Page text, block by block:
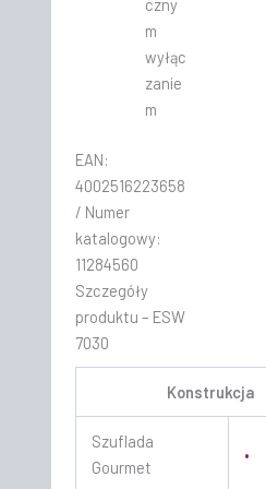
czny
m
wyłąc
zanie
m
EAN:
4002516223658
/ Numer
katalogowy:
11284560
Szczegóły
produktu – ESW
7030
Konstrukcja
Szuflada
Gourmet
•